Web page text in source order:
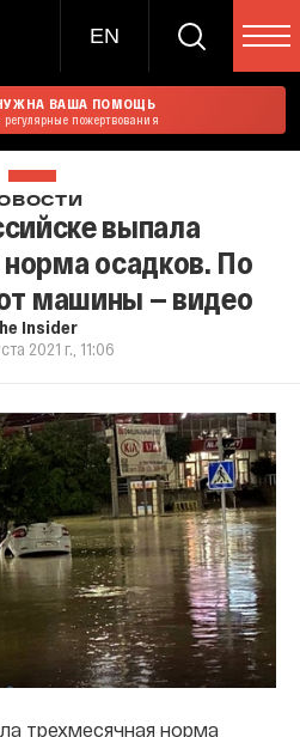
EN
ВАША ПОМОЩЬ
пожертвования
выпала
осадков. По
машины — видео
Insider
2021 г., 11:06
трехмесячная норма